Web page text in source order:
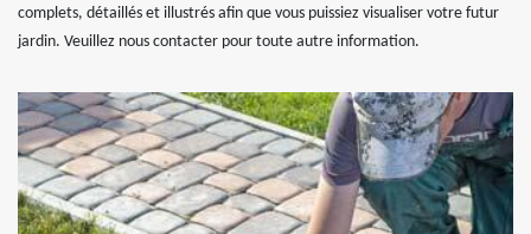
complets, détaillés et illustrés afin que vous puissiez visualiser votre futur
jardin. Veuillez nous contacter pour toute autre information.